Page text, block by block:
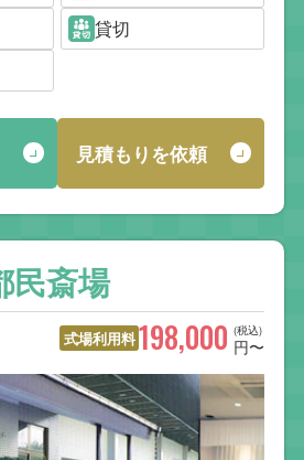
貸切
見積もりを依頼
民斎場
式場利用料 (税込)
198,000 円〜